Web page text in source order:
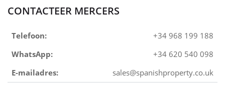
CONTACTEER MERCERS
Telefoon:
+34 968 199 188
WhatsApp:
+34 620 540 098
E-mailadres:
sales@spanishproperty.co.uk